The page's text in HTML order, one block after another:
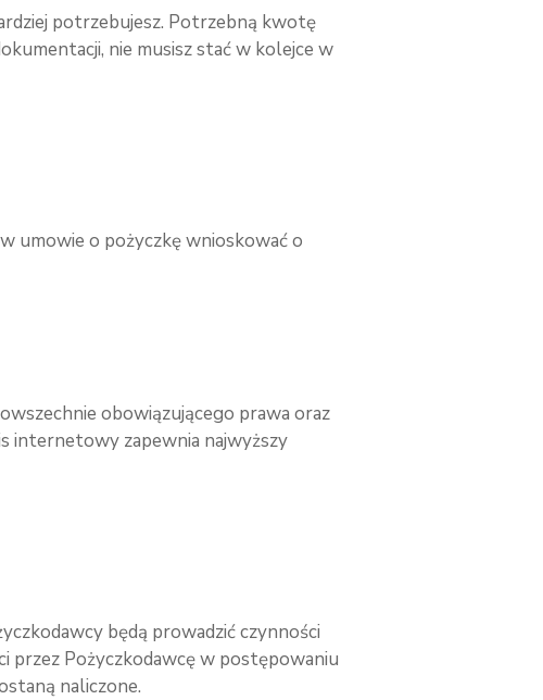
potrzebujesz. Potrzebną kwotę
nie musisz stać w kolejce w
umowie o pożyczkę wnioskować o
obowiązującego prawa oraz
internetowy zapewnia najwyższy
będą prowadzić czynności
przez Pożyczkodawcę w postępowaniu
naliczone.